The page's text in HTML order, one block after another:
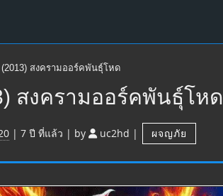
(2013) สงครามออร์คพันธุ์โหด
สงครามออร์คพันธุ์โหด
| 7 ปี ที่แล้ว | by uc2hd | ผจญภัย